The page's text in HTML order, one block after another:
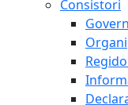
Consistori
Govern